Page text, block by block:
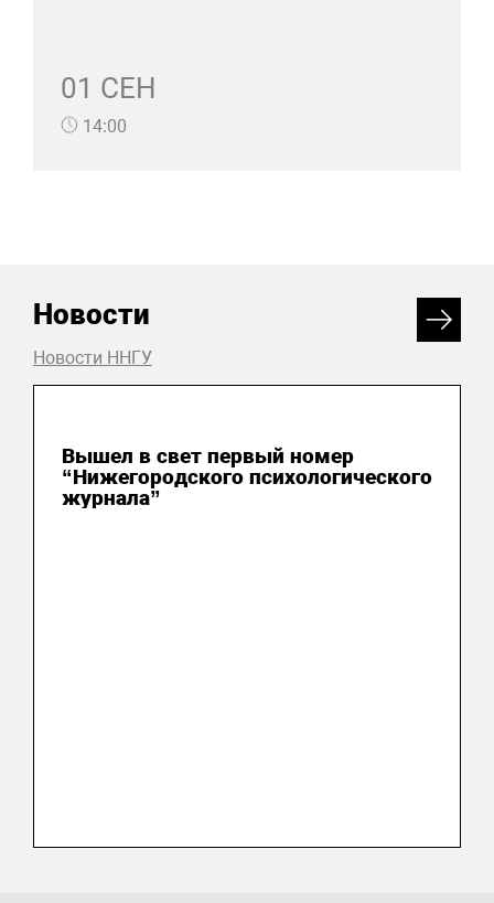
01 СЕН
14:00
Новости
Новости ННГУ
Вышел в свет первый номер
“Нижегородского психологического
журнала”